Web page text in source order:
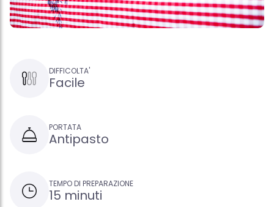
DIFFICOLTA'
Facile
PORTATA
Antipasto
TEMPO DI PREPARAZIONE
15 minuti